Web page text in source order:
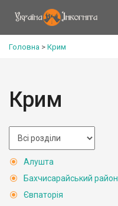
Головна > Крим
Крим
Алушта
Бахчисарайський район
Євпаторія